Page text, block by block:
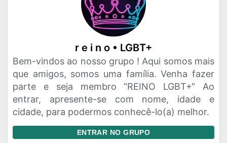
r e i n o • LGBT+
Bem-vindos ao nosso grupo ! Aqui somos mais
que amigos, somos uma família. Venha fazer
parte e seja membro “REINO LGBT+“ Ao
entrar, apresente-se com nome, idade e
cidade, para podermos conhecê-lo(a) melhor.
ENTRAR NO GRUPO